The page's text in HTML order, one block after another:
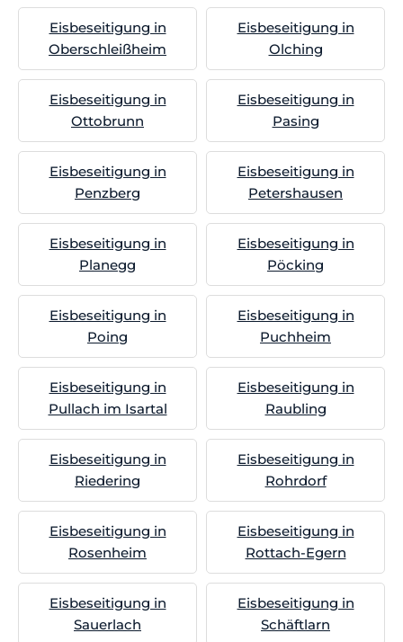
Eisbeseitigung in
Oberschleißheim
Eisbeseitigung in
Olching
Eisbeseitigung in
Ottobrunn
Eisbeseitigung in
Pasing
Eisbeseitigung in
Penzberg
Eisbeseitigung in
Petershausen
Eisbeseitigung in
Planegg
Eisbeseitigung in
Pöcking
Eisbeseitigung in
Poing
Eisbeseitigung in
Puchheim
Eisbeseitigung in
Pullach im Isartal
Eisbeseitigung in
Raubling
Eisbeseitigung in
Riedering
Eisbeseitigung in
Rohrdorf
Eisbeseitigung in
Rosenheim
Eisbeseitigung in
Rottach-Egern
Eisbeseitigung in
Sauerlach
Eisbeseitigung in
Schäftlarn